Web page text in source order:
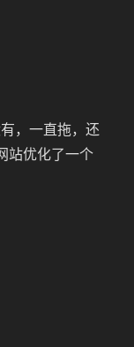
，一直拖，还
站优化了一个